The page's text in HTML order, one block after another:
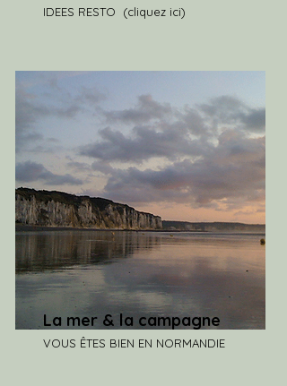
IDEES RESTO (cliquez ici)
La mer & la campagne
VOUS ÊTES BIEN EN NORMANDIE